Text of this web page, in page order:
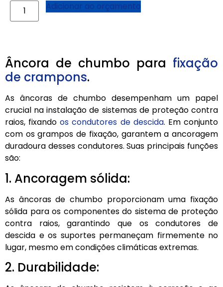
Adicionar ao orçamento
Âncora de chumbo para fixação
de crampons.
As âncoras de chumbo desempenham um papel
crucial na instalação de sistemas de proteção contra
raios, fixandoos condutores de descida. Em conjunto
com os grampos de fixação, garantem a ancoragem
duradoura desses condutores. Suas principais funções
são:
1. Ancoragem sólida:
As âncoras de chumbo proporcionam uma fixação
sólida para os componentes do sistema de proteção
contra raios, garantindo que os condutores de
descida e os suportes permaneçam firmemente no
lugar, mesmo em condições climáticas extremas.
2. Durabilidade: